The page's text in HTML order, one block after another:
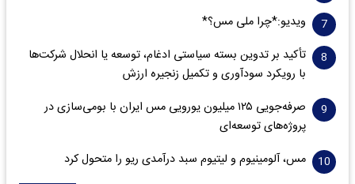
ویدیو:*چرا ملی مس؟*
تأکید بر تدوین بسته سیاستی ادغام، توسعه یا انحلال شرکت‌ها
با رویکرد سودآوری و تکمیل زنجیره ارزش
صرفه‌جویی ۱۲۵ میلیون یورویی مس ایران با بومی‌سازی در
پروژه‌های توسعه‌ای
مس، آلومینیوم و لیتیوم سبد درآمدی ریو را متحول کرد